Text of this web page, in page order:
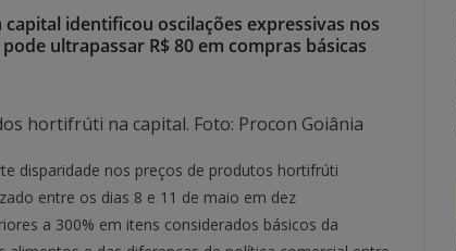
identificou oscilações expressivas nos
ultrapassar R$ 80 em compras básicas
hortifrúti na capital. Foto: Procon Goiânia
disparidade nos preços de produtos hortifrúti
entre os dias 8 e 11 de maio em dez
a 300% em itens considerados básicos da